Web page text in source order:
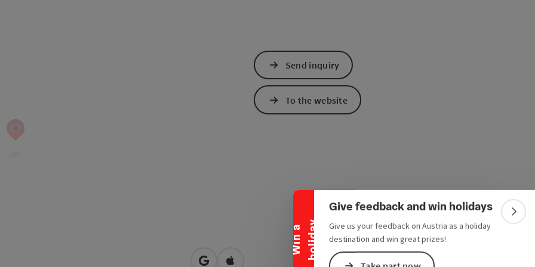
W
i
n
a
h
o
l
i
d
a y
Collapse banner Give feedback and win holidays
Give us your feedback on Austria as a holiday
destination and win great prizes!
Send inquiry
To the website